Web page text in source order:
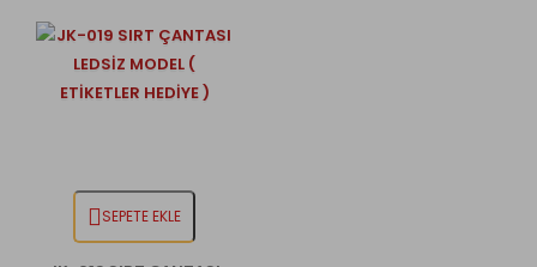
SEPETE EKLE